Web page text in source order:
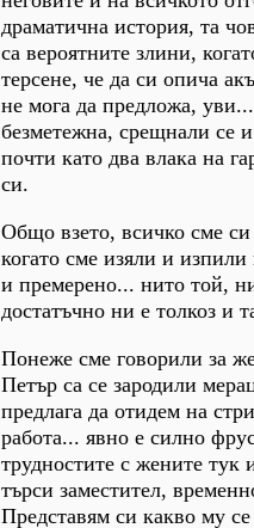
драматична история, та
са вероятните злини,
терсене, че да си опича
не мога да предложа,
безметежна, срещнали се
почти като два влака на
си.
Общо взето, всичко сме си
когато сме изяли и
и премерено... нито той,
достатъчно ни е толкоз и
Понеже сме говорили за
Петър са се зародили
предлага да отидем на
работа... явно е силно
трудностите с жените
търси заместител,
Представям си какво му се